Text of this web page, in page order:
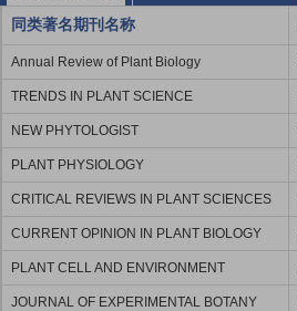
同类著名期刊名称
Annual Review of Plant Biology
TRENDS IN PLANT SCIENCE
NEW PHYTOLOGIST
PLANT PHYSIOLOGY
CRITICAL REVIEWS IN PLANT SCIENCES
CURRENT OPINION IN PLANT BIOLOGY
PLANT CELL AND ENVIRONMENT
JOURNAL OF EXPERIMENTAL BOTANY